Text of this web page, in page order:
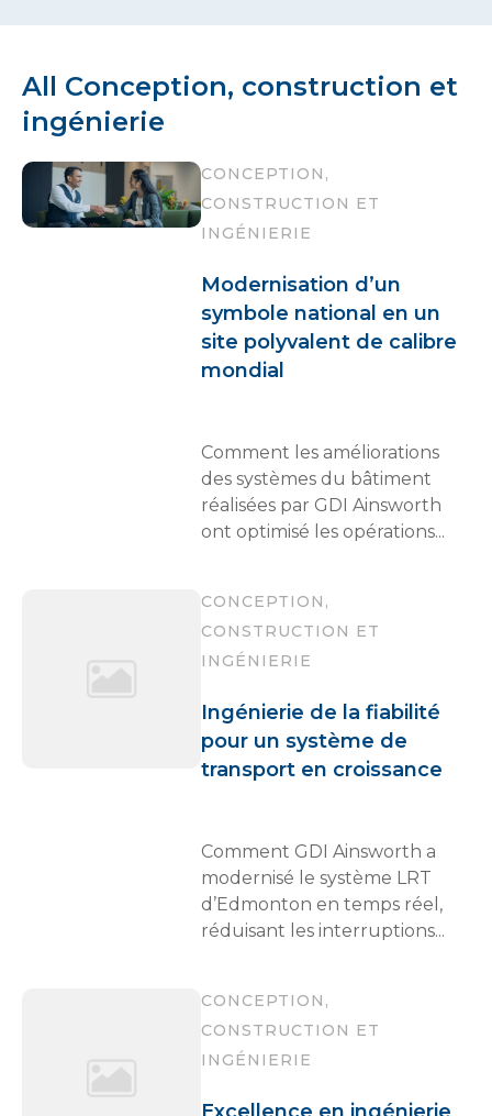
All Conception, construction et
ingénierie
CONCEPTION,
CONSTRUCTION ET
INGÉNIERIE
Modernisation d’un
symbole national en un
site polyvalent de calibre
mondial
Comment les améliorations
des systèmes du bâtiment
réalisées par GDI Ainsworth
ont optimisé les opérations...
CONCEPTION,
CONSTRUCTION ET
INGÉNIERIE
Ingénierie de la fiabilité
pour un système de
transport en croissance
Comment GDI Ainsworth a
modernisé le système LRT
d’Edmonton en temps réel,
réduisant les interruptions...
CONCEPTION,
CONSTRUCTION ET
INGÉNIERIE